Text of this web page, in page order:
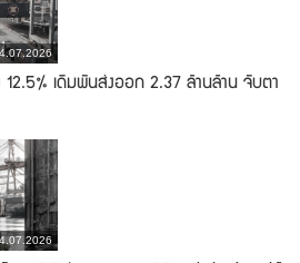
เดิมพันส่งออก 2.37 ล้านล้าน จับตา